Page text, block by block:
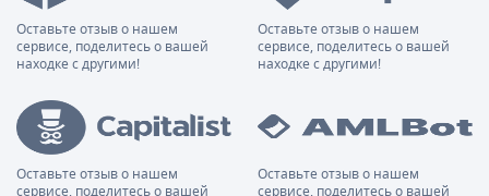
Оставьте отзыв о нашем
сервисе, поделитесь о вашей
находке с другими!
Оставьте отзыв о нашем
сервисе, поделитесь о вашей
находке с другими!
Оставьте отзыв о нашем
сервисе, поделитесь о вашей
Оставьте отзыв о нашем
сервисе, поделитесь о вашей